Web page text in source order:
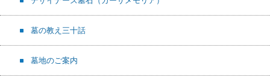
墓の教え三十話
墓地のご案内